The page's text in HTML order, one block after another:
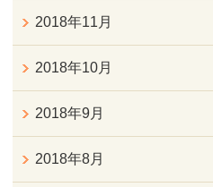
2018年11月
2018年10月
2018年9月
2018年8月